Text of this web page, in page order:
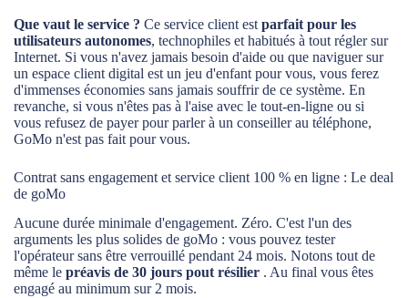
Que vaut le service ? Ce service client est parfait pour les
utilisateurs autonomes, technophiles et habitués à tout régler sur
Internet. Si vous n'avez jamais besoin d'aide ou que naviguer sur
un espace client digital est un jeu d'enfant pour vous, vous ferez
d'immenses économies sans jamais souffrir de ce système. En
revanche, si vous n'êtes pas à l'aise avec le tout-en-ligne ou si
vous refusez de payer pour parler à un conseiller au téléphone,
GoMo n'est pas fait pour vous.
Contrat sans engagement et service client 100 % en ligne : Le deal
de goMo
Aucune durée minimale d'engagement. Zéro. C'est l'un des
arguments les plus solides de goMo : vous pouvez tester
l'opérateur sans être verrouillé pendant 24 mois. Notons tout de
même le préavis de 30 jours pout résilier . Au final vous êtes
engagé au minimum sur 2 mois.